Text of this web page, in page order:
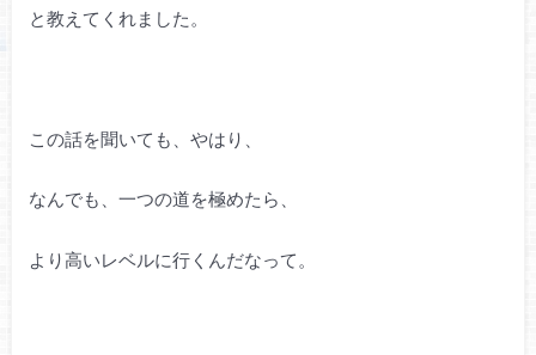
と教えてくれました。
この話を聞いても、やはり、
なんでも、一つの道を極めたら、
より高いレベルに行くんだなって。